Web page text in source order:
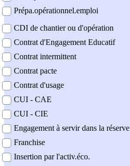
Prépa.opérationnel.emploi
CDI de chantier ou d'opération
Contrat d'Engagement Educatif
Contrat intermittent
Contrat pacte
Contrat d'usage
CUI - CAE
CUI - CIE
Engagement à servir dans la réserve
Franchise
Insertion par l'activ.éco.